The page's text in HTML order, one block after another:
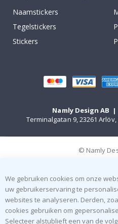
Naamstickers
Tegelstickers
Stickers
Namly Design AB |
Terminalgatan 9, 23261
© Namly
We gebruiken cookies om onze
uw gebruikerservaring te
websites te analyseren. Derden,
cookies gebruiken om
Selecteer alstublieft een van de